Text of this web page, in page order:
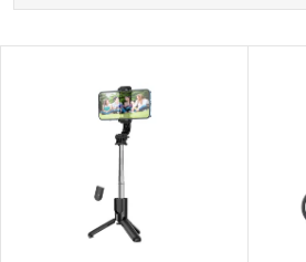
a
Abecedně